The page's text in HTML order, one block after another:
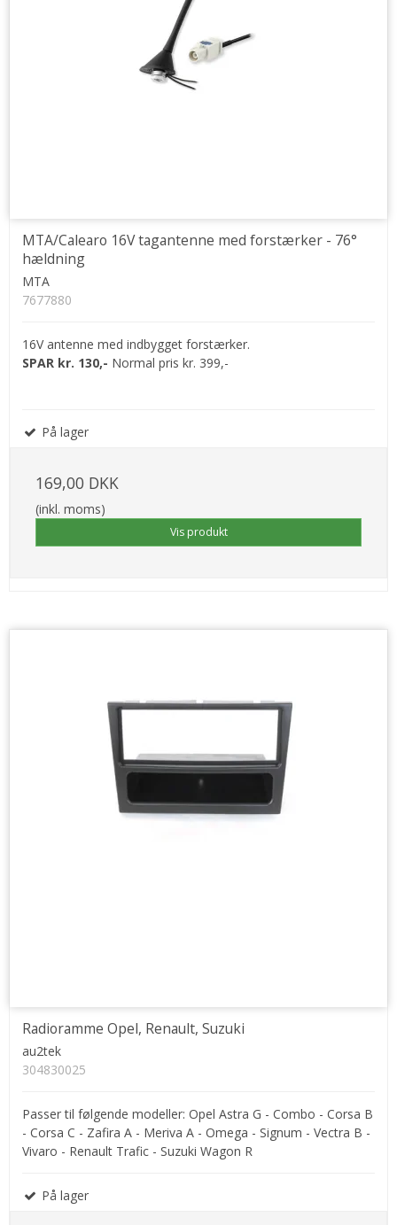
MTA/Calearo 16V tagantenne med forstærker - 76°
hældning
MTA
7677880
16V antenne med indbygget forstærker.
SPAR kr. 130,- Normal pris kr. 399,-
På lager
169,00 DKK
(inkl. moms)
Vis produkt
Radioramme Opel, Renault, Suzuki
au2tek
304830025
Passer til følgende modeller: Opel Astra G - Combo - Corsa B
- Corsa C - Zafira A - Meriva A - Omega - Signum - Vectra B -
Vivaro - Renault Trafic - Suzuki Wagon R
På lager